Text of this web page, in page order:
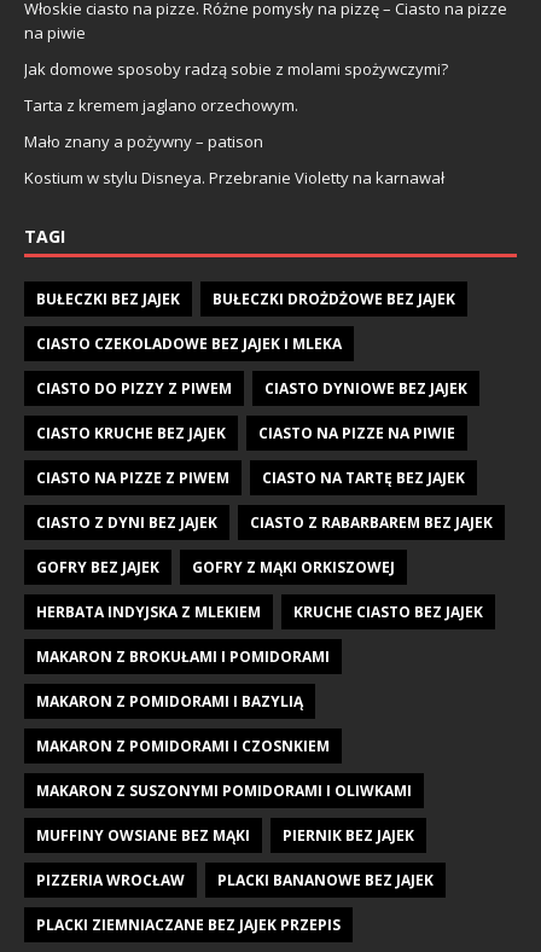
Włoskie ciasto na pizze. Różne pomysły na pizzę – Ciasto na pizze
na piwie
Jak domowe sposoby radzą sobie z molami spożywczymi?
Tarta z kremem jaglano orzechowym.
Mało znany a pożywny – patison
Kostium w stylu Disneya. Przebranie Violetty na karnawał
TAGI
BUŁECZKI BEZ JAJEK BUŁECZKI DROŻDŻOWE BEZ JAJEK
CIASTO CZEKOLADOWE BEZ JAJEK I MLEKA
CIASTO DO PIZZY Z PIWEM CIASTO DYNIOWE BEZ JAJEK
CIASTO KRUCHE BEZ JAJEK CIASTO NA PIZZE NA PIWIE
CIASTO NA PIZZE Z PIWEM CIASTO NA TARTĘ BEZ JAJEK
CIASTO Z DYNI BEZ JAJEK CIASTO Z RABARBAREM BEZ JAJEK
GOFRY BEZ JAJEK GOFRY Z MĄKI ORKISZOWEJ
HERBATA INDYJSKA Z MLEKIEM KRUCHE CIASTO BEZ JAJEK
MAKARON Z BROKUŁAMI I POMIDORAMI
MAKARON Z POMIDORAMI I BAZYLIĄ
MAKARON Z POMIDORAMI I CZOSNKIEM
MAKARON Z SUSZONYMI POMIDORAMI I OLIWKAMI
MUFFINY OWSIANE BEZ MĄKI PIERNIK BEZ JAJEK
PIZZERIA WROCŁAW PLACKI BANANOWE BEZ JAJEK
PLACKI ZIEMNIACZANE BEZ JAJEK PRZEPIS